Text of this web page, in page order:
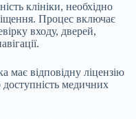
клініки, необхідно
Процес включає
входу, дверей,
має відповідну ліцензію
доступність медичних